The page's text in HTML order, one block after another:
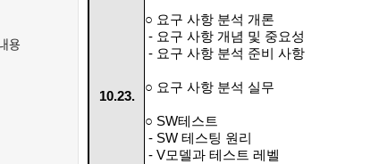
용
10.23.
○ 요구 사항 분석 개론
- 요구 사항 개념 및 중요성
- 요구 사항 분석 준비 사항
○ 요구 사항 분석 실무
○ SW테스트
- SW 테스팅 원리
- V모델과 테스트 레벨